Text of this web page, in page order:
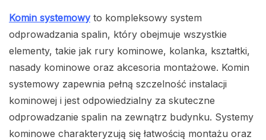
Komin systemowyto kompleksowy system
odprowadzania spalin, który obejmuje wszystkie
elementy, takie jak rury kominowe, kolanka, kształtki,
nasady kominowe oraz akcesoria montażowe. Komin
systemowy zapewnia pełną szczelność instalacji
kominowej i jest odpowiedzialny za skuteczne
odprowadzanie spalin na zewnątrz budynku. Systemy
kominowe charakteryzują się łatwością montażu oraz